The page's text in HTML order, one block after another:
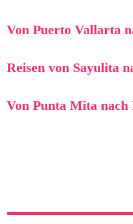
Von Puerto Vallarta
Reisen von Sayulita
Von Punta Mita